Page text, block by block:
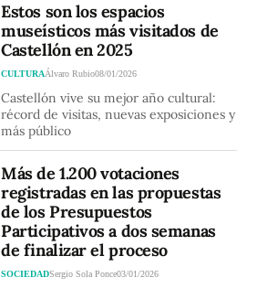
Estos son los espacios
museísticos más visitados de
Castellón en 2025
CULTURAÁlvaro Rubio08/01/2026
Castellón vive su mejor año cultural:
récord de visitas, nuevas exposiciones y
más público
Más de 1.200 votaciones
registradas en las propuestas
de los Presupuestos
Participativos a dos semanas
de finalizar el proceso
SOCIEDADSergio Sola Ponce03/01/2026